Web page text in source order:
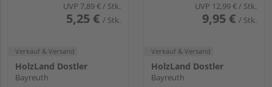
UVP 7,89 €/ Stk.
5,25 € / Stk.
Verkauf & Versand
HolzLand Dostler
Bayreuth
UVP 12,99 €/ Stk.
9,95 € / Stk.
Verkauf & Versand
HolzLand Dostler
Bayreuth